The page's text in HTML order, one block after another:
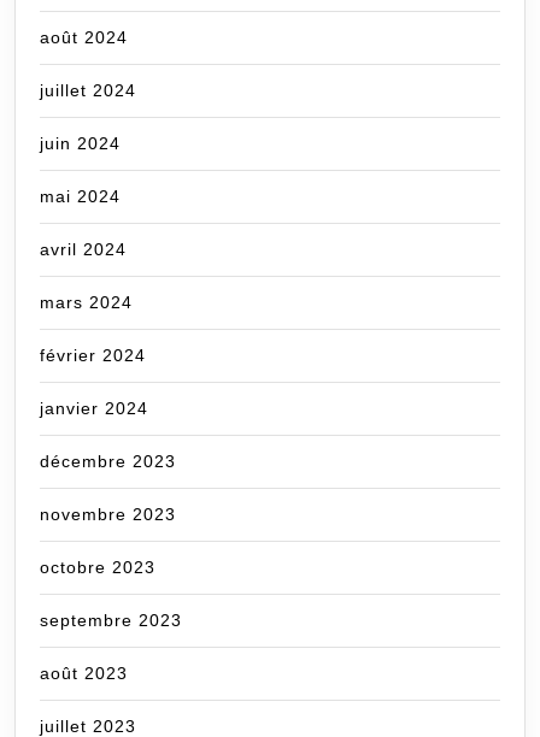
août 2024
juillet 2024
juin 2024
mai 2024
avril 2024
mars 2024
février 2024
janvier 2024
décembre 2023
novembre 2023
octobre 2023
septembre 2023
août 2023
juillet 2023